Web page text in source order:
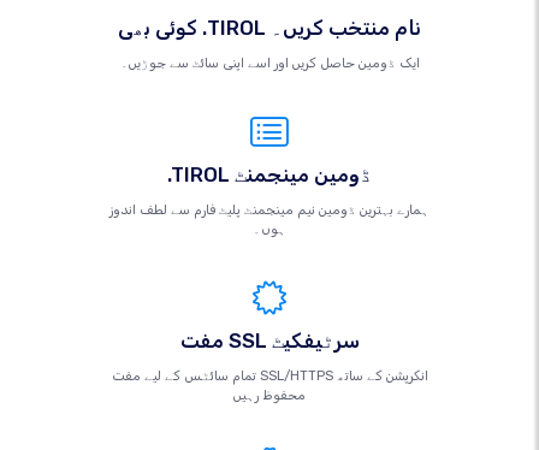
کوئی بھی .TIROL نام منتخب کریں۔
ایک ڈومین حاصل کریں اور اسے اپنی سائٹ سے جوڑیں۔
.TIROL ڈومین مینجمنٹ
ہمارے بہترین ڈومین نیم مینجمنٹ پلیٹ فارم سے لطف اندوز
ہوں۔
مفت SSL سرٹیفکیٹ
تمام سائٹس کے لیے مفت SSL/HTTPS انکرپشن کے ساتھ
محفوظ رہیں